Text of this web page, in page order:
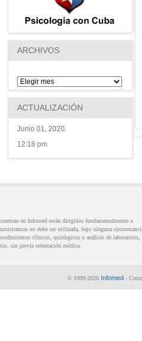
ARCHIVOS
ACTUALIZACIÓN
Junio 01, 2020.
12:18 pm
en Infomed están dirigidos fundamentalmente a
no debe ser utilizada, bajo ninguna
clínicos, quirúrgicos o análisis de laboratorio,
sin previa orientación médica.
© 1999-2026 Infomed -